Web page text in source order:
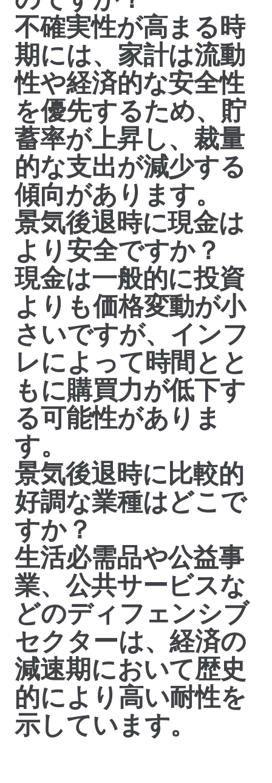
不確実性が高まる時
期には、家計は流動
性や経済的な安全性
を優先するため、貯
蓄率が上昇し、裁量
的な支出が減少する
傾向があります。
景気後退時に現金は
より安全ですか？
現金は一般的に投資
よりも価格変動が小
さいですが、インフ
レによって時間とと
もに購買力が低下す
る可能性がありま
す。
景気後退時に比較的
好調な業種はどこで
すか？
生活必需品や公益事
業、公共サービスな
どのディフェンシブ
セクターは、経済の
減速期において歴史
的により高い耐性を
示しています。